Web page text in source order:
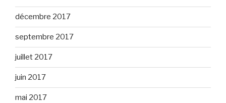
décembre 2017
septembre 2017
juillet 2017
juin 2017
mai 2017